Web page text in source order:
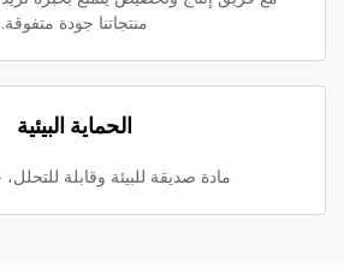
منتجاتنا جودة متفوقة.
الحماية البيئية
مادة صديقة للبيئة وقابلة للتحلل،